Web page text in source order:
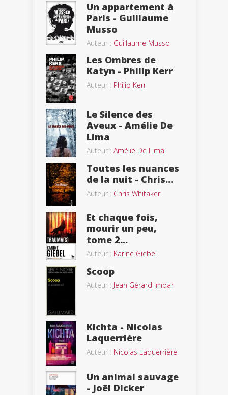
Un appartement à
Paris - Guillaume
Musso
Auteur : Guillaume Musso
Les Ombres de
Katyn - Philip Kerr
Auteur : Philip Kerr
Le Silence des
Aveux - Amélie De
Lima
Auteur : Amélie De Lima
Toutes les nuances
de la nuit - Chris...
Auteur : Chris Whitaker
Et chaque fois,
mourir un peu,
tome 2...
Auteur : Karine Giebel
Scoop
Auteur : Jean Gérard Imbar
Kichta - Nicolas
Laquerrière
Auteur : Nicolas Laquerrière
Un animal sauvage
- Joël Dicker